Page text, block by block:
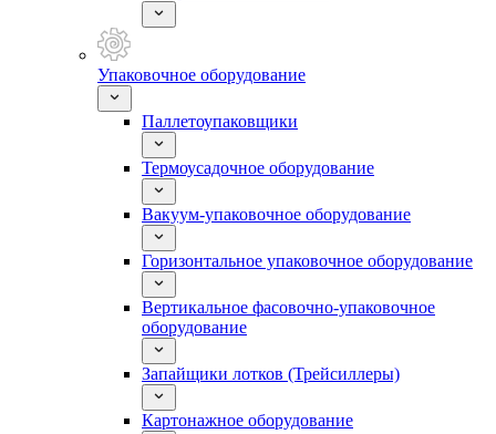
Упаковочное оборудование
Паллетоупаковщики
Термоусадочное оборудование
Вакуум-упаковочное оборудование
Горизонтальное упаковочное оборудование
Вертикальное фасовочно-упаковочное
оборудование
Запайщики лотков (Трейсиллеры)
Картонажное оборудование